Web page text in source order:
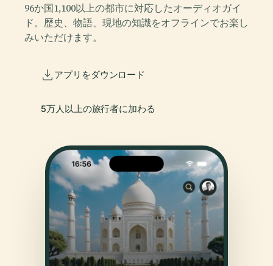
96か国1,100以上の都市に対応したオーディオガイ
ド。歴史、物語、現地の知識をオフラインでお楽し
みいただけます。
アプリをダウンロード
5万人以上の旅行者に加わる